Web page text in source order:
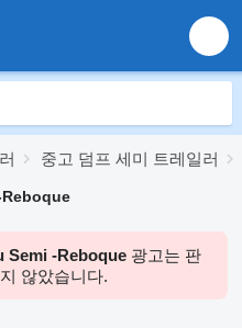
중고 덤프 세미 트레일러
Reboque
Semi -Reboque 광고는 판
않았습니다.